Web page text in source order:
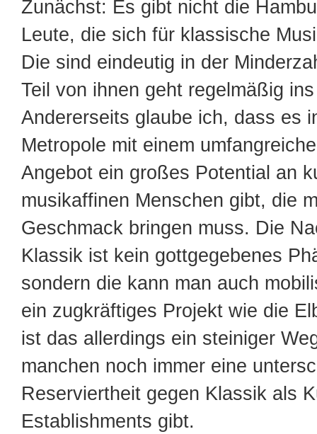
Zunächst: Es gibt nicht die
Leute, die sich für klassische
Die sind eindeutig in der
Teil von ihnen geht regelmäßig
Andererseits glaube ich, dass es
Metropole mit einem
Angebot ein großes Potential an
musikaffinen Menschen gibt, die
Geschmack bringen muss. Die
Klassik ist kein gottgegebenes
sondern die kann man auch
ein zugkräftiges Projekt wie die
ist das allerdings ein steiniger
manchen noch immer eine
Reserviertheit gegen Klassik als
Establishments gibt.